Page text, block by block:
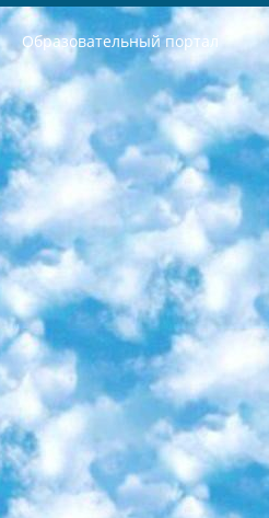
Образовательный портал
РЕСПУБЛИКА УЗБЕКИСТАН МИНИСТРЕРСТВО ДОШКОЛЬНОГО И ШКОЛЬНОГО ОБРАЗОВАНИЯ КОМАНДА в общеобразовательных учреждениях в 2023-2024 учебном году организация и проведение итоговой государственной аттестации обучающихся о Министра дошкольного и школьного образования Республики Узбекистан от 4 марта 2008 года (постановлением Минюста от 20 марта 2008 года № 1778 государственной регистрации) «Итоговое состояние учащихся общего среднего образования на основании положения об утверждении положения об аттестации общего среднего образования выпускной экзамен студентов в образовательных учреждениях в 2023-2024 учебном году В целях организации и прохождения аттестации приказываю: 1. Следующее: перечень предметов, по которым будет проводиться итоговая государственная аттестация и экзамен формы перевода согласно приложению 1; сертификаты международного образца, оценивающие уровень владения иностранными языками перечень согласно приложению 2; 2. Педагогический при специализированных образовательных учреждениях. научно-практический центр квалификации и международной оценки (Д.Давидова) 2024 г. До 25 марта: задания по предметам, по которым будет проводиться итоговая аттестация разработка и утверждение технических условий; итоговая аттестация на основании разработанного предметного задания разработка вопросов по предметам (устно и письменно), экзамен передача; общеобразовательные средние школы и специальные учебные заведения учащиеся выпускных классов школ и интернатов в агентской системе подготовка базы данных экзаменационных материалов и критериев оценки; перевод базы экзаменационных материалов на все языки обучения подать в Республиканский образовательный центр для изготовления; варианты экзаменов на основе разработанных контрольных материалов пусть будут поставлены задачи формирования. 3. Республиканский образовательный центр (Ш.Худайкулов) до 5 апреля 2024 года. до: база данных предоставленных экзаменационных материалов на все языки обучения перевод и экспертиза; для слепых, слабовидящих, глухих, слабослышащих и умственно отсталых детей учащиеся выпускных классов специализированных школ и школ-интернатов база данных экзаменационных материалов на всех преподаваемых языках подготовка критериев оценки; специализированные школы для умственно отсталых детей и технологии для учащихся выпускных классов школ-интернатов разработка соответствующих рекомендаций и критериев проведения ЕГЭ по естествознанию давать задания. 4. Педагогический при специализированных образовательных учреждениях. Научно-практический центр навыков и международной оценки (Д.Давидова), Республика образовательный центр (Худайкулов Ш.) итоговый государственный аттестационный экзамен ориентирован на творческое и логическое мышление при подготовке базы материалов учитывать введение заданий. 5. Следует отметить, что: сертификат государственного образца о знании общеобразовательного предмета и как минимум национальный уровень B1 по предметам на иностранных языках, указанным в Приложении 2. или международно признанный сертификат эквивалентного уровня студенты, изучающие определенный предмет, освобождаются от экзамена; по соответствующим предметам запланирована итоговая государственная аттестация за день до дня, путем жеребьевки Рабочей группой (в письменной форме по предметам, проводимым в форме) из числа сформированных вариантов выбрано 2 варианта; 2 выбранных варианта экзамена анонсированы на официальном сайте министерства и все выпускники по всей стране на основе этих вариантов проводит итоговую государственную аттестацию. 6. Государственное образование учащихся средних общеобразовательных учреждений. знания в соответствии с квалификационными требованиями, которые необходимо приобрести на основании стандартов итоговый (выпускной) контроль для 9 и 11 классов в целях тестирования Экзамены (далее – экзамены) состоят из предметов, перечисленных в приложении 1. будет сделано. 7. Экзамены пройдут с 26 мая по 15 июня 2024 г. (кроме науки физического воспитания). 8. Физическая для учащихся 9 классов общесредних образовательных учреждений. Экзамены по предмету «Образование, квалификация медицина» 1-6 мая 2024 года. сотрудники перевести под присмотр (с отклонениями в физическом или умственном развитии) специализированная школа для детей, школы-интернаты и со сколиозом школы-интернаты санаторного типа для больных детей исключены). 9. Он был слепым, слабовидящим и имел нарушения опорно-двигательного аппарата. экзамены в специализированных школах и интернатах для детей должны проводиться исходя из требований, предъявляемых к общеобразовательным учреждениям (физкультура кроме науки). 10. Специализированная школа для глухих и слабослышащих детей. и экзамены в интернатах и быть реализован в виде письменного теста по математике. 11. Специальность для умственно отсталых детей. Для 9 класса Родной язык и литературное письмо Государственный язык (язык обучения – узбекский). для неклассов) написано Математическое письмо Письменная/устная история Узбекистана Физическое воспитание практично Итоговый контроль Для 11 класса Написание родного языка и литературы (эссе) Математическое письмо Узбекский язык (обучение на узбекском языке) не посещающее общее среднее образование для учреждений)/Образовательное учреждение выбор письменный и устный Иностранный язык письменный/устный Письменная/устная история Узбекистана *По выбору студента:  Химия  Физика  Основы государственного права  География 10 бесплатных образовательных ресурсов - Мы составили подборку онлайн-проектов с интерактивными упражнениями, видеолекциями и статьями. Они помогут вам обрести новые и освежить старые знания бесплатно. 1. «ИНТУИТ» Старейшая образовательная площадка Рунета. Здесь вы найдёте сотни текстовых и видеокурсов на десятки различных тем — от программирования до психологии. Многие курсы подготовлены российскими университетами и крупными международными компаниями вроде Intel и Microsoft. Самостоятельное обучение бесплатное, но желающие могут оплатить услуги персональных наставников. 2. «Смартия» знакомит с актуальными профессиями и подсказывает, как им обучаться. Выбрав заинтересовавшую вас специальность — SMM-специалист, фотограф, веб-дизайнер или другую, — увидите список необходимых для неё умений. Чтобы вы могли освоить их самостоятельно, для каждого умения площадка отображает подборку ссылок на учебные материалы. Хотя «Смартия» ориентируется на русскоязычную аудиторию, часть контента всё же доступна только на английском. 3. «Лекторий Физтеха» Проект Московского физико-технического института (Физтеха). С его помощью вы можете смотреть онлайн серии лекций, записанные на видео в этом вузе. В